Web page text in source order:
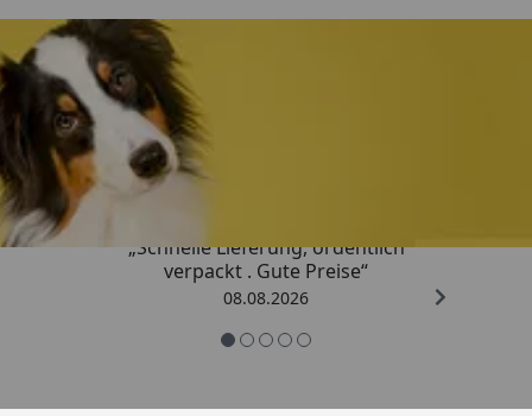
Trusted Shops
„Schnelle Lieferung, ordentlich
verpackt . Gute Preise“
08.08.2026